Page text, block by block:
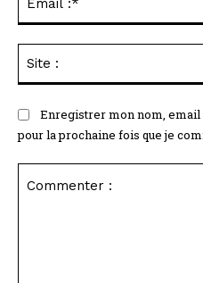
Enregistrer mon nom, email
pour la prochaine fois que je